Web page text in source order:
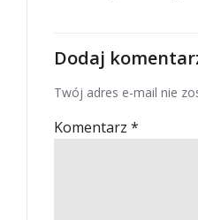
Dodaj
Twój adres e-mail nie
Komentarz *